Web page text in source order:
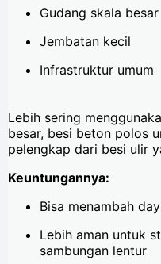
Gudang skala besar
Jembatan kecil
Infrastruktur umum
Lebih sering
besar, besi beton polos
pelengkap dari besi ulir
Keuntungannya:
Bisa menambah
Lebih aman untuk
sambungan lentur